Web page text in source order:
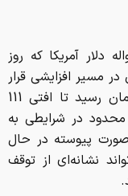
دلار آمریکا که روز
نرخ 148 هزار و 279 تومان در مسیر افزایشی قرار
گرفته بود، امروز به 148 هزار و 168 تومان رسید تا افتی 111
در شرایطی به
پیوسته در حال
نشانه‌ای از توقف